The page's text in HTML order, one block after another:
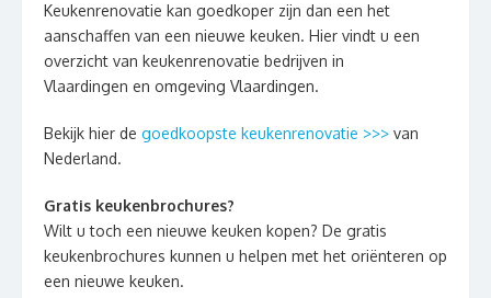
Keukenrenovatie kan goedkoper zijn dan een het
aanschaffen van een nieuwe keuken. Hier vindt u een
overzicht van keukenrenovatie bedrijven in
Vlaardingen en omgeving Vlaardingen.
Bekijk hier de goedkoopste keukenrenovatie >>> van
Nederland.
Gratis keukenbrochures?
Wilt u toch een nieuwe keuken kopen? De gratis
keukenbrochures kunnen u helpen met het oriënteren op
een nieuwe keuken.